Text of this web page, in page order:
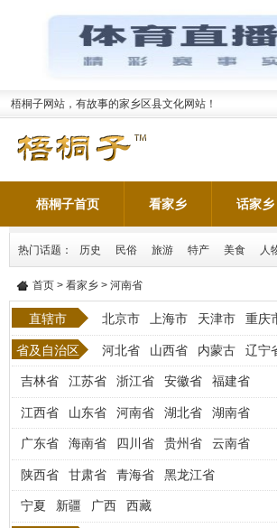
梧桐子网站，有故事的家乡区县文化网站！
梧桐子首页 看家乡 话家乡
热门话题： 历史 民俗 旅游 特产 美食 人
首页 > 看家乡 > 河南省
直辖市 北京市 上海市 天津市 重庆
省及自治区 河北省 山西省 内蒙古 辽宁
吉林省 江苏省 浙江省 安徽省 福建省
江西省 山东省 河南省 湖北省 湖南省
广东省 海南省 四川省 贵州省 云南省
陕西省 甘肃省 青海省 黑龙江省
宁夏 新疆 广西 西藏